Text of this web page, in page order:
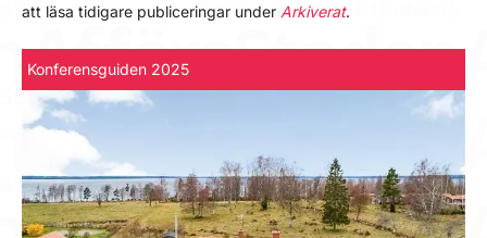
att läsa tidigare publiceringar under Arkiverat.
Konferensguiden 2025